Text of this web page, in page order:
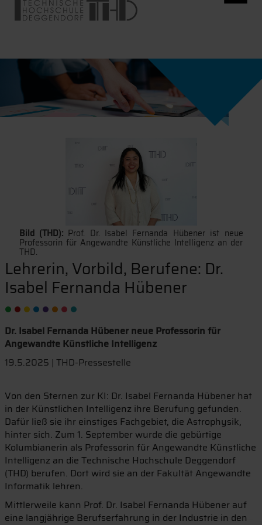
Bild (THD): Prof. Dr. Isabel Fernanda Hübener ist neue
Professorin für Angewandte Künstliche Intelligenz an der
THD.
Lehrerin, Vorbild, Berufene: Dr.
Isabel Fernanda Hübener
Dr. Isabel Fernanda Hübener neue Professorin für
Angewandte Künstliche Intelligenz
19.5.2025 | THD-Pressestelle
Von den Sternen zur KI: Dr. Isabel Fernanda Hübener hat
in der Künstlichen Intelligenz ihre Berufung gefunden.
Dafür ließ sie ihr einstiges Fachgebiet, die Astrophysik,
hinter sich. Zum 1. September wurde die gebürtige
Kolumbianerin als Professorin für Angewandte Künstliche
Intelligenz an die Technische Hochschule Deggendorf
(THD) berufen. Dort wird sie an der Fakultät Angewandte
Informatik lehren.
Mittlerweile kann Prof. Dr. Isabel Fernanda Hübener auf
eine langjährige Berufserfahrung in der Industrie in den